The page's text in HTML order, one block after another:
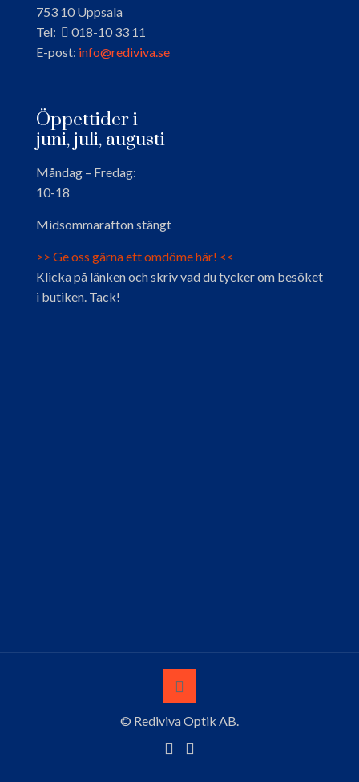
753 10 Uppsala
Tel:
018-10 33 11
E-post: info@rediviva.se
Öppettider i
juni, juli, augusti
Måndag – Fredag:
10-18
Midsommarafton stängt
>> Ge oss gärna ett omdöme här! <<
Klicka på länken och skriv vad du tycker om besöket
i butiken. Tack!
© Rediviva Optik AB.